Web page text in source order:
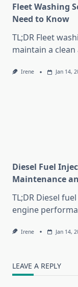
Fleet Washing
Need to Know
TL;DR Fleet
maintain a clean
Irene Jan 14,
Diesel Fuel
Maintenance
TL;DR Diesel
engine
Irene Jan 14,
LEAVE A REPLY